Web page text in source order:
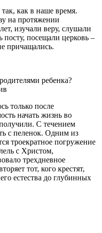
как в наше время.
на протяжении
изучали веру, слушали
посту, посещали церковь –
причащались.
ребенка?
только после
начать жизнь во
С течением
с пеленок. Одним из
троекратное погружение
с Христом,
трехдневное
тот, кого крестят,
естества до глубинных